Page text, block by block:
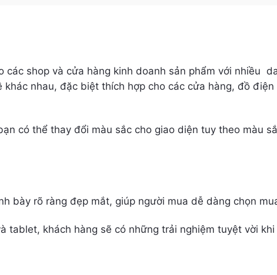
shop và cửa hàng kinh doanh sản phẩm với nhiều
nhau, đặc biệt thích hợp cho các cửa hàng, đồ
có thể thay đổi màu sắc cho giao diện tuy theo màu
bày rõ ràng đẹp mắt, giúp người mua dễ dàng chọn
khách hàng sẽ có những trải nghiệm tuyệt vời